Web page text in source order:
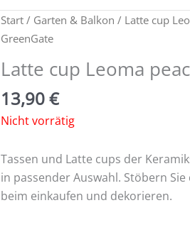
Start/ Garten & Balkon / Latte cup
GreenGate
Latte cup Leoma
13,90€
Nicht vorrätig
Tassen und Latte cups der
in passender Auswahl. Stöbern
beim einkaufen und dekorieren.